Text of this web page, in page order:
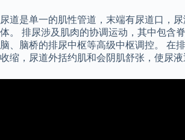
尿道是单一的肌性管道，末端有尿道口，
体。 排尿涉及肌肉的协调运动，其中包含
脑、脑桥的排尿中枢等高级中枢调控。 在
收缩，尿道外括约肌和会阴肌舒张，使尿液